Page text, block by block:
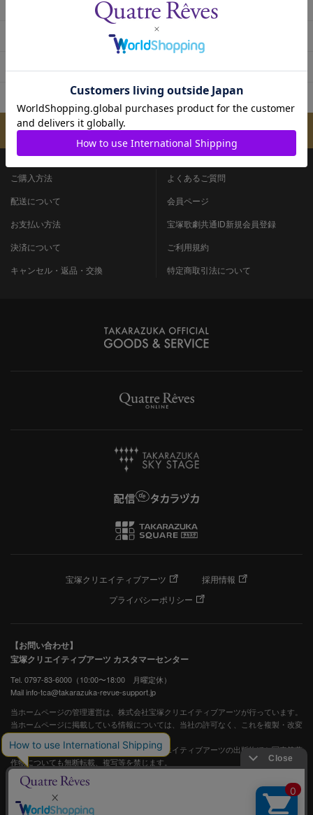
メールマガジンのご案内
ご購入方法
配送について
お支払い方法
決済について
キャンセル・返品・交換
よくあるご質問
会員ページ
宝塚歌劇共通ID新規会員登録
ご利用規約
特定商取引法について
宝塚クリエイティブアーツ
採用情報
プライバシーポリシー
【お問い合わせ】
宝塚クリエイティブアーツ カスタマーセンター
Tel. 0797-83-6000（10:00〜18:00 月曜定休）
Mail info-tca@takarazuka-revue-support.jp
当ホームページの管理運営は、株式会社宝塚クリエイティブアーツが行っています。
当ホームページに掲載している情報については、当社の許可なく、これを複製・改変
することを固く禁止します。
また、阪急電鉄並びに宝塚歌劇団、宝塚クリエイティブアーツの出版物ほか写真等著
作物についても無断転載、複写等を禁じます。
宝塚歌劇公式ホームページ
JASRAC許諾番号：S0507081515